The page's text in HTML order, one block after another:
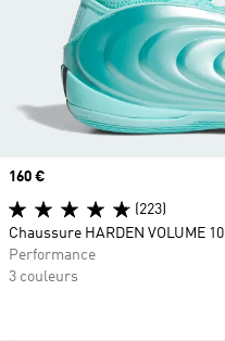
Prix
160 €
(223)
Chaussure HARDEN VOLUME 10
Performance
3 couleurs